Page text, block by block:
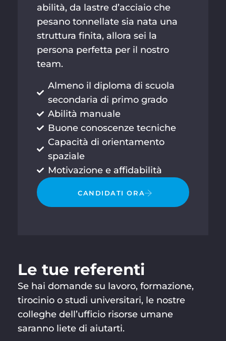
abilità, da lastre d’acciaio che
pesano tonnellate sia nata una
struttura finita, allora sei la
persona perfetta per il nostro
team.
Almeno il diploma di scuola
secondaria di primo grado
Abilità manuale
Buone conoscenze tecniche
Capacità di orientamento
spaziale
Motivazione e affidabilità
CANDIDATI ORA
Le tue referenti
Se hai domande su lavoro, formazione,
tirocinio o studi universitari, le nostre
colleghe dell’ufficio risorse umane
saranno liete di aiutarti.
EMMA
BENNIN